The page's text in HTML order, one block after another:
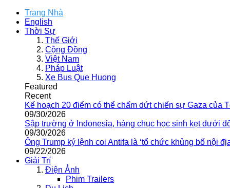
Trang Nhà
English
Thời Sự
Thế Giới
Cộng Đồng
Việt Nam
Pháp Luật
Xe Bus Que Huong
Featured
Recent
Kế hoạch 20 điểm có thể chấm dứt chiến sự Gaza của
09/30/2026
Sập trường ở Indonesia, hàng chục học sinh kẹt dưới
09/30/2026
Ông Trump ký lệnh coi Antifa là ‘tổ chức khủng bố nội
09/22/2026
Giải Trí
Điện Ảnh
Phim Trailers